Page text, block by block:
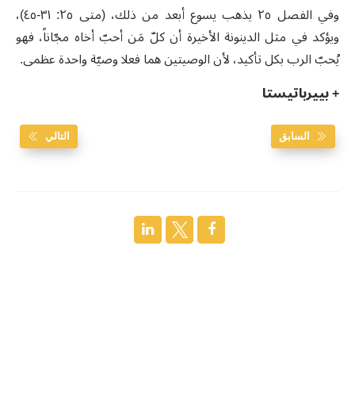
وفي الفصل ٢٥ يذهب يسوع أبعد من ذلك، (متى ٢٥: ٣١-٤٥)،
ويؤكد في مثل الدينونة الأخيرة أن كلّ مَن أحبّ أخاه مجّاناً، فهو
يُحبّ الرب بكل تأكيد، لأن الوصيتين هما فعلا وصيّة واحدة عظمى.
+ بييرباتيستا
السابق التالي